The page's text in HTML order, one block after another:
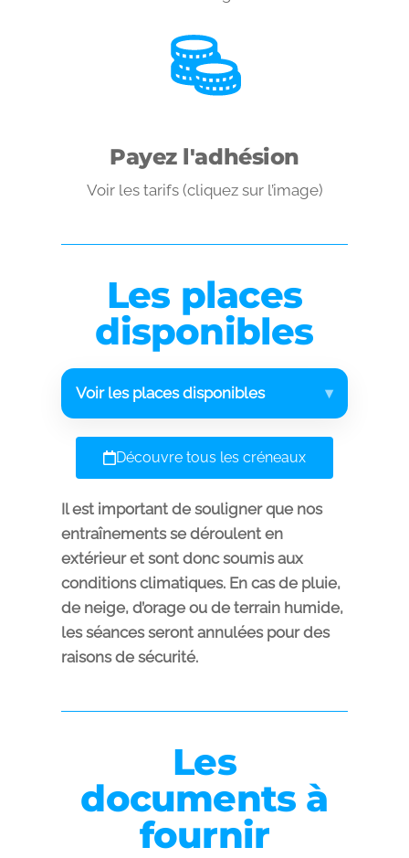
Payez l'adhésion
Voir les tarifs (cliquez sur l’image)
Les places
disponibles
Voir les places disponibles
Découvre tous les créneaux
Il est important de souligner que nos
entraînements se déroulent en
extérieur et sont donc soumis aux
conditions climatiques. En cas de pluie,
de neige, d’orage ou de terrain humide,
les séances seront annulées pour des
raisons de sécurité.
Les
documents à
fournir